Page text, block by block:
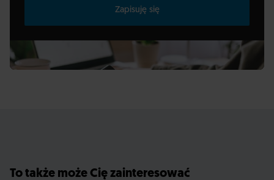
Zapisuję się
To także może Cię zainteresować